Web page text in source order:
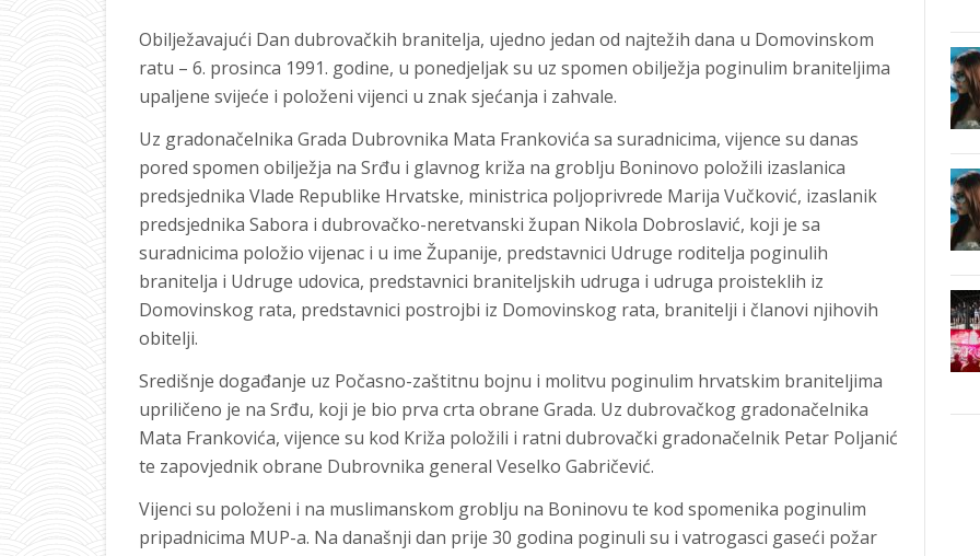
Obilježavajući Dan dubrovačkih branitelja, ujedno jedan od najtežih dana u Domovinskom
ratu – 6. prosinca 1991. godine, u ponedjeljak su uz spomen obilježja poginulim braniteljima
upaljene svijeće i položeni vijenci u znak sjećanja i zahvale.
Uz gradonačelnika Grada Dubrovnika Mata Frankovića sa suradnicima, vijence su danas
pored spomen obilježja na Srđu i glavnog križa na groblju Boninovo položili izaslanica
predsjednika Vlade Republike Hrvatske, ministrica poljoprivrede Marija Vučković, izaslanik
predsjednika Sabora i dubrovačko-neretvanski župan Nikola Dobroslavić, koji je sa
suradnicima položio vijenac i u ime Županije, predstavnici Udruge roditelja poginulih
branitelja i Udruge udovica, predstavnici braniteljskih udruga i udruga proisteklih iz
Domovinskog rata, predstavnici postrojbi iz Domovinskog rata, branitelji i članovi njihovih
obitelji.
Središnje događanje uz Počasno-zaštitnu bojnu i molitvu poginulim hrvatskim braniteljima
upriličeno je na Srđu, koji je bio prva crta obrane Grada. Uz dubrovačkog gradonačelnika
Mata Frankovića, vijence su kod Križa položili i ratni dubrovački gradonačelnik Petar Poljanić
te zapovjednik obrane Dubrovnika general Veselko Gabričević.
Vijenci su položeni i na muslimanskom groblju na Boninovu te kod spomenika poginulim
pripadnicima MUP-a. Na današnji dan prije 30 godina poginuli su i vatrogasci gaseći požar